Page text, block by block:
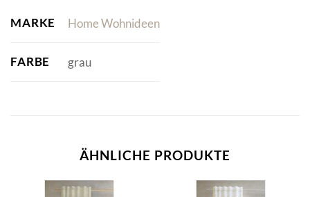
MARKE Home Wohnideen
FARBE grau
ÄHNLICHE PRODUKTE